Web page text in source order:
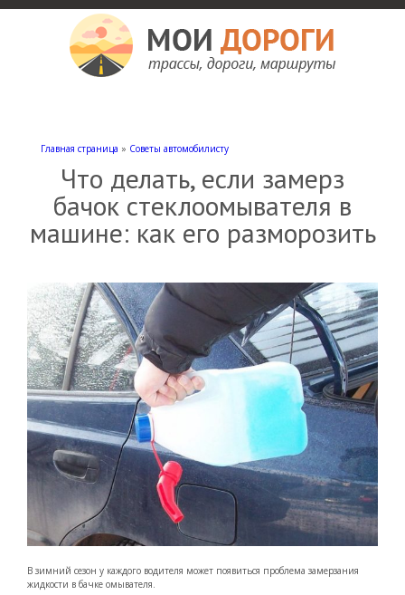
Главная страница » Советы автомобилисту
Что делать, если замерз
бачок стеклоомывателя в
машине: как его разморозить
В зимний сезон у каждого водителя может появиться проблема замерзания
жидкости в бачке омывателя.